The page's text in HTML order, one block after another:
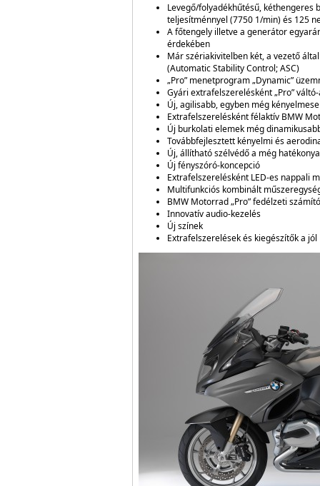
Levegő/folyadékhűtésű, kéthengeres
teljesítménnyel (7750 1/min) és 125
A főtengely illetve a generátor
érdekében
Már szériakivitelben két, a vezető
(Automatic Stability Control; ASC)
„Pro” menetprogram „Dynamic”
Gyári extrafelszerelésként „Pro”
Új, agilisabb, egyben még
Extrafelszerelésként félaktív BMW
Új burkolati elemek még
Továbbfejlesztett kényelmi és
Új, állítható szélvédő a még
Új fényszóró-koncepció
Extrafelszerelésként LED-es nappali
Multifunkciós kombinált
BMW Motorrad „Pro” fedélzeti
Innovatív audio-kezelés
Új színek
Extrafelszerelések és kiegészítők a